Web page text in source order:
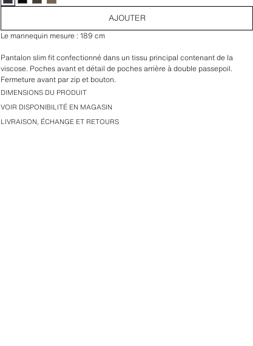
AJOUTER
Le mannequin mesure : 189 cm
Pantalon slim fit confectionné dans un tissu principal contenant de la
viscose. Poches avant et détail de poches arrière à double passepoil.
Fermeture avant par zip et bouton.
DIMENSIONS DU PRODUIT
VOIR DISPONIBILITÉ EN MAGASIN
LIVRAISON, ÉCHANGE ET RETOURS